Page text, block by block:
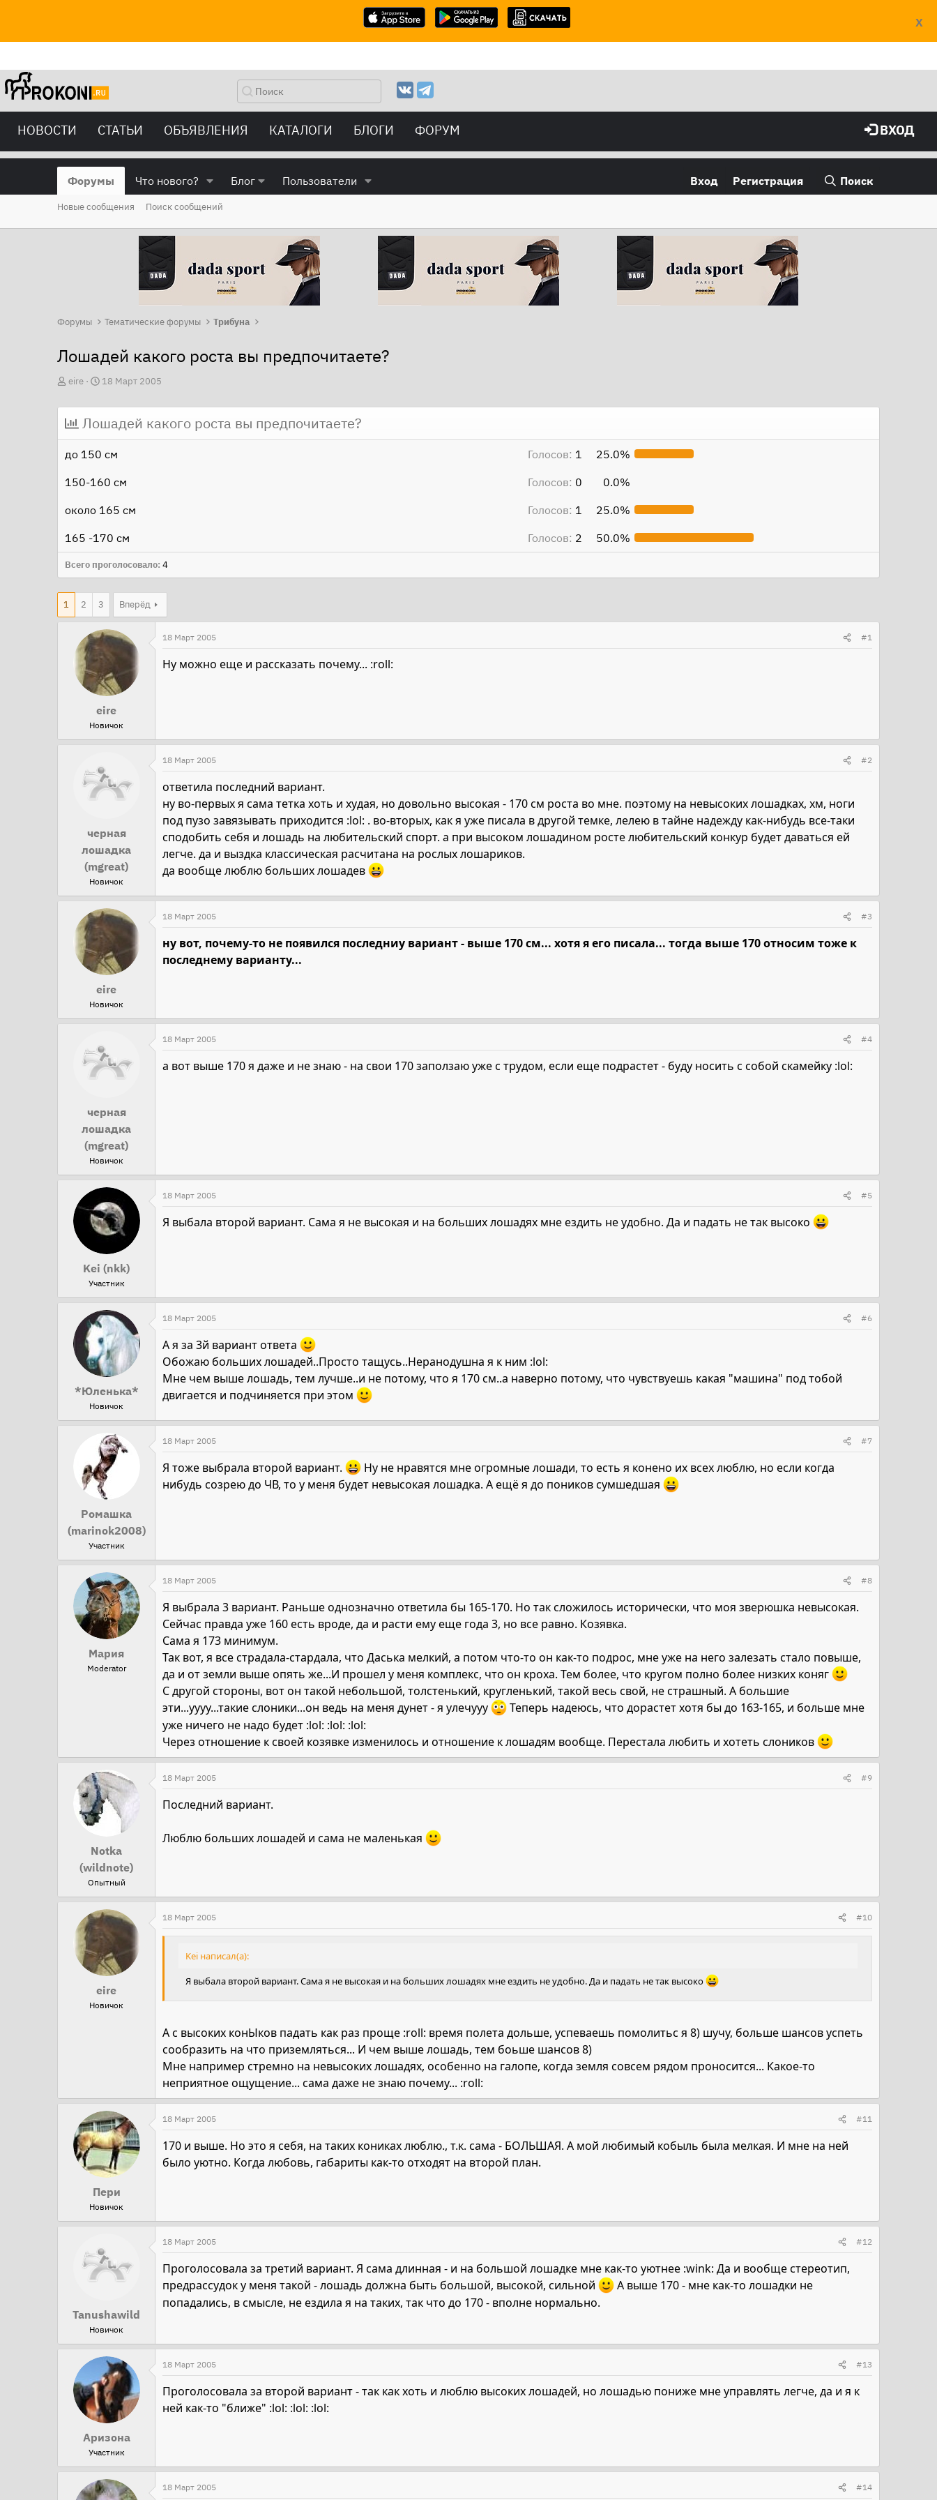
X
НОВОСТИ СТАТЬИ ОБЪЯВЛЕНИЯ КАТАЛОГИ БЛОГИ ФОРУМ ВХОД
Форумы Что нового? Блог Пользователи Вход Регистрация Поиск
Новые сообщения Поиск сообщений
Форумы Тематические форумы Трибуна
Лошадей какого роста вы предпочитаете?
А
о
е
ы
eire
Д
а
ч
л
18 Март 2005
Лошадей какого роста вы предпочитаете?
до 150 см Голосов: 1
25.0%
150-160 см
Голосов: 0
0.0%
около 165 см
Голосов: 1
25.0%
165 -170 см
Голосов: 2 50.0%
Всего проголосовало 4
1 2 3 Вперёд
eire
Новичок
18 Март 2005 #1
Ну можно еще и рассказать почему... :roll:
черная
лошадка
(mgreat)
Новичок
18 Март 2005 #2
ответила последний вариант.
ну во-первых я сама тетка хоть и худая, но довольно высокая - 170 см роста во мне. поэтому на невысоких лошадках, хм, ноги
под пузо завязывать приходится :lol: . во-вторых, как я уже писала в другой темке, лелею в тайне надежду как-нибудь все-таки
сподобить себя и лошадь на любительский спорт. а при высоком лошадином росте любительский конкур будет даваться ей
легче. да и выздка классическая расчитана на рослых лошариков.
да вообще люблю больших лошадев
eire
Новичок
18 Март 2005 #3
ну вот, почему-то не появился последниу вариант - выше 170 см... хотя я его писала... тогда выше 170 относим тоже к
последнему варианту...
черная
лошадка
(mgreat)
Новичок
18 Март 2005 #4
а вот выше 170 я даже и не знаю - на свои 170 заползаю уже с трудом, если еще подрастет - буду носить с собой скамейку :lol:
Kei (nkk)
Участник
18 Март 2005 #5
Я выбала второй вариант. Сама я не высокая и на больших лошадях мне ездить не удобно. Да и падать не так высоко
*Юленька*
Новичок
18 Март 2005 #6
А я за 3й вариант ответа
Обожаю больших лошадей..Просто тащусь..Неранодушна я к ним :lol:
Мне чем выше лошадь, тем лучше..и не потому, что я 170 см..а наверно потому, что чувствуешь какая "машина" под тобой
двигается и подчиняется при этом
Ромашка
(marinok2008)
Участник
18 Март 2005 #7
Я тоже выбрала второй вариант.
Ну не нравятся мне огромные лошади, то есть я конено их всех люблю, но если когда
нибудь созрею до ЧВ, то у меня будет невысокая лошадка. А ещё я до поников сумшедшая
Мария
Moderator
18 Март 2005 #8
Я выбрала 3 вариант. Раньше однозначно ответила бы 165-170. Но так сложилось исторически, что моя зверюшка невысокая.
Сейчас правда уже 160 есть вроде, да и расти ему еще года 3, но все равно. Козявка.
Сама я 173 минимум.
Так вот, я все страдала-стардала, что Даська мелкий, а потом что-то он как-то подрос, мне уже на него залезать стало повыше,
да и от земли выше опять же...И прошел у меня комплекс, что он кроха. Тем более, что кругом полно более низких коняг
С другой стороны, вот он такой небольшой, толстенький, кругленький, такой весь свой, не страшный. А большие
эти...уууу...такие слоники...он ведь на меня дунет - я улечууу
Теперь надеюсь, что дорастет хотя бы до 163-165, и больше мне
уже ничего не надо будет :lol: :lol: :lol:
Через отношение к своей козявке изменилось и отношение к лошадям вообще. Перестала любить и хотеть слоников
Notka
(wildnote)
Опытный
18 Март 2005 #9
Последний вариант.
Люблю больших лошадей и сама не маленькая
eire
Новичок
18 Март 2005 #10
Kei написал(а):
Я выбала второй вариант. Сама я не высокая и на больших лошадях мне ездить не удобно. Да и падать не так высоко
А с высоких конЫков падать как раз проще :roll: время полета дольше, успеваешь помолитьс я 8) шучу, больше шансов успеть
сообразить на что приземляться... И чем выше лошадь, тем боьше шансов 8)
Мне например стремно на невысоких лошадях, особенно на галопе, когда земля совсем рядом проносится... Какое-то
неприятное ощущение... сама даже не знаю почему... :roll:
Пери
Новичок
18 Март 2005 #11
170 и выше. Но это я себя, на таких кониках люблю., т.к. сама - БОЛЬШАЯ. А мой любимый кобыль была мелкая. И мне на ней
было уютно. Когда любовь, габариты как-то отходят на второй план.
Tanushawild
Новичок
18 Март 2005 #12
Проголосовала за третий вариант. Я сама длинная - и на большой лошадке мне как-то уютнее :wink: Да и вообще стереотип,
предрассудок у меня такой - лошадь должна быть большой, высокой, сильной
А выше 170 - мне как-то лошадки не
попадались, в смысле, не ездила я на таких, так что до 170 - вполне нормально.
Аризона
Участник
18 Март 2005 #13
Проголосовала за второй вариант - так как хоть и люблю высоких лошадей, но лошадью пониже мне управлять легче, да и я к
ней как-то "ближе" :lol: :lol: :lol:
18 Март 2005 #14